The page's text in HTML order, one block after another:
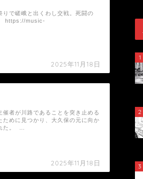
2025年11月18日
りで嵯峨と出くわし交戦。死闘の
https://music-
2025年11月18日
者が川路であることを突き止める
めに見つかり、大久保の元に向か
た。 …
1
2
3